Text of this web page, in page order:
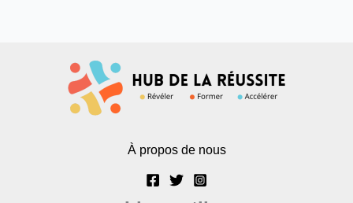
À propos de nous